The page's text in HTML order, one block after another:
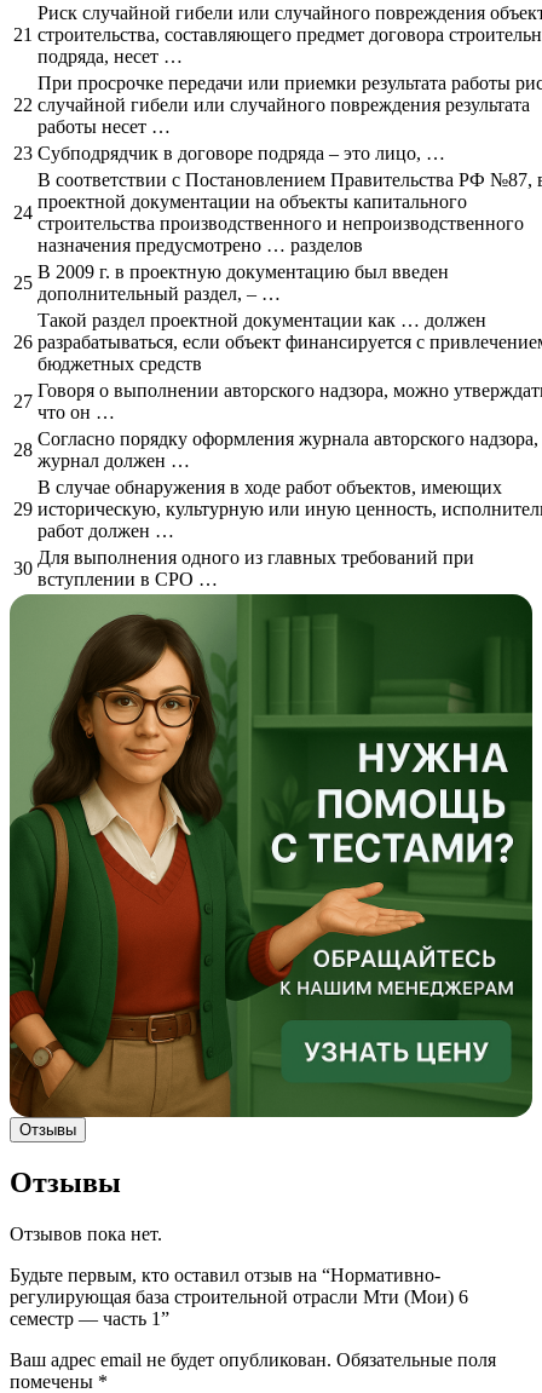
21
Риск случайной гибели или случайного повреждения
строительства, составляющего предмет договора
подряда, несет …
22
При просрочке передачи или приемки результата работы
случайной гибели или случайного повреждения результата
работы несет …
23 Субподрядчик в договоре подряда – это лицо, …
24
В соответствии с Постановлением Правительства РФ №87,
проектной документации на объекты капитального
строительства производственного и непроизводственного
назначения предусмотрено … разделов
25
В 2009 г. в проектную документацию был введен
дополнительный раздел, – …
26
Такой раздел проектной документации как … должен
разрабатываться, если объект финансируется с
бюджетных средств
27
Говоря о выполнении авторского надзора, можно
что он …
28
Согласно порядку оформления журнала авторского надзора,
журнал должен …
29
В случае обнаружения в ходе работ объектов, имеющих
историческую, культурную или иную ценность,
работ должен …
30
Для выполнения одного из главных требований при
вступлении в СРО …
Отзывы
Отзывы
Отзывов пока нет.
Будьте первым, кто оставил отзыв на “Нормативно-
регулирующая база строительной отрасли Мти (Мои) 6
семестр — часть 1”
Ваш адрес email не будет опубликован. Обязательные поля
помечены *